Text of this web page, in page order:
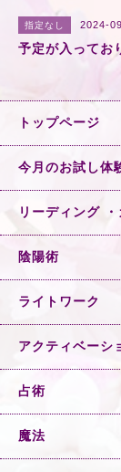
指定なし 2024-
予定が入ってお
トップページ
今月のお試し体
リーディング
陰陽術
ライトワーク
アクティベーシ
占術
魔法